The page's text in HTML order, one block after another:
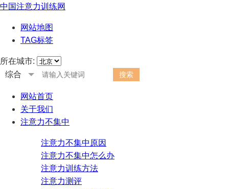
中国注意力训练网
网站地图
TAG标签
所在城市:
综合
网站首页
关于我们
注意力不集中
注意力不集中原因
注意力不集中怎么办
注意力训练方法
注意力测评